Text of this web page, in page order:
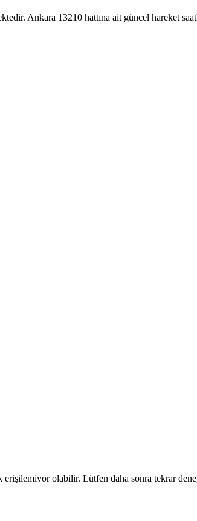
Ankara 13210 hattına ait güncel hareket
olabilir. Lütfen daha sonra tekrar